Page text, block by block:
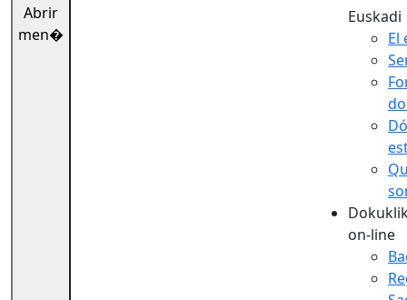
Abrir
men�
Euskadi
El
on-line